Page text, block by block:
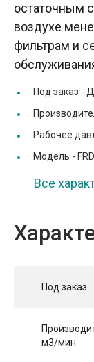
остаточным
воздухе
фильтрам и
Под заказ -
Рабочее
Модель -
Все
Под заказ
м3/мин